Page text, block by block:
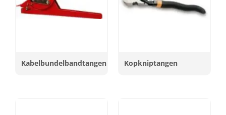
Kabelbundelbandtangen Kopkniptangen